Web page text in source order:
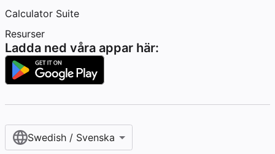
Calculator Suite
Resurser
Ladda ned våra appar här:
Swedish / Svenska‎